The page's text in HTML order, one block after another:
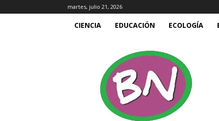
martes, julio 21, 2026
CIENCIA EDUCACIÓN ECOLOGÍA